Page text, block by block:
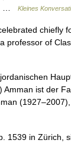
…
Kleines
chiefly
professor of
ist der
in Zürich,